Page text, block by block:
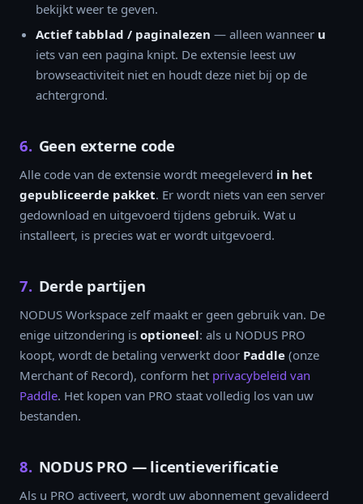
bekijkt weer te geven.
Actief tabblad / paginalezen — alleen wanneer u
iets van een pagina knipt. De extensie leest uw
browseactiviteit niet en houdt deze niet bij op de
achtergrond.
6. Geen externe code
Alle code van de extensie wordt meegeleverd in het
gepubliceerde pakket. Er wordt niets van een server
gedownload en uitgevoerd tijdens gebruik. Wat u
installeert, is precies wat er wordt uitgevoerd.
7. Derde partijen
NODUS Workspace zelf maakt er geen gebruik van. De
enige uitzondering is optioneel: als u NODUS PRO
koopt, wordt de betaling verwerkt door Paddle (onze
Merchant of Record), conform het privacybeleid van
Paddle. Het kopen van PRO staat volledig los van uw
bestanden.
8. NODUS PRO — licentieverificatie
Als u PRO activeert, wordt uw abonnement gevalideerd